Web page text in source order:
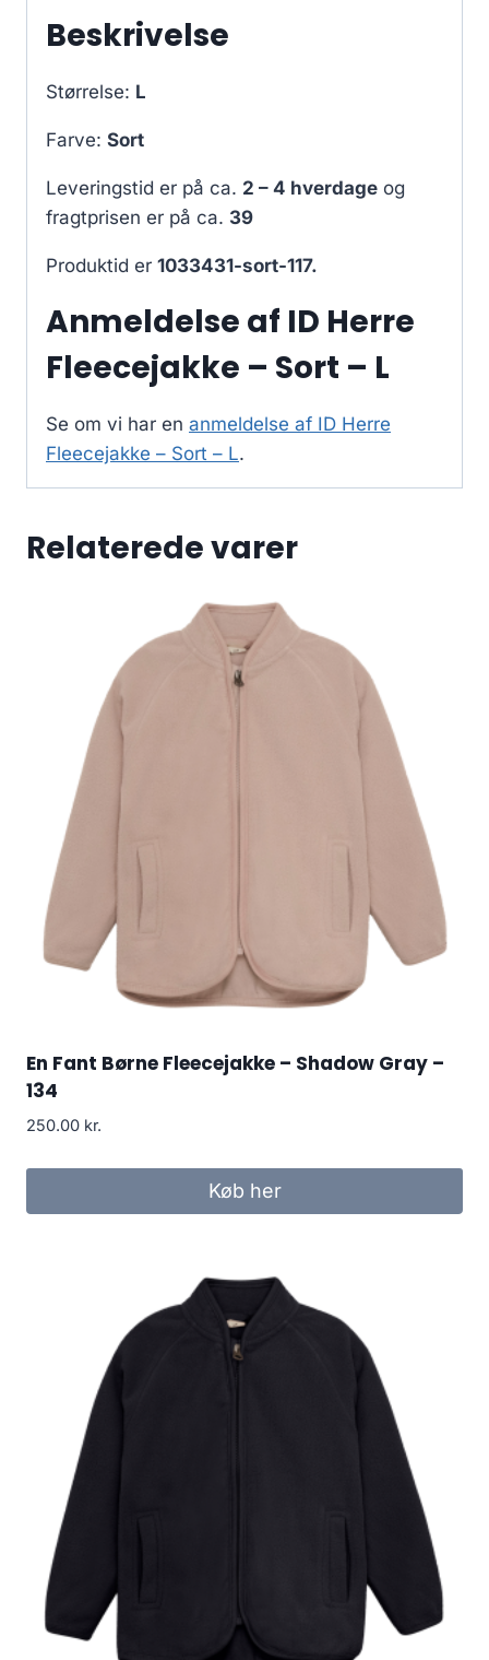
Beskrivelse
Størrelse: L
Farve: Sort
Leveringstid er på ca. 2 – 4 hverdage og
fragtprisen er på ca. 39
Produktid er 1033431-sort-117.
Anmeldelse af ID Herre
Fleecejakke – Sort – L
Se om vi har en anmeldelse af ID Herre
Fleecejakke – Sort – L.
Relaterede varer
En Fant Børne Fleecejakke – Shadow Gray –
134
250.00 kr.
Køb her